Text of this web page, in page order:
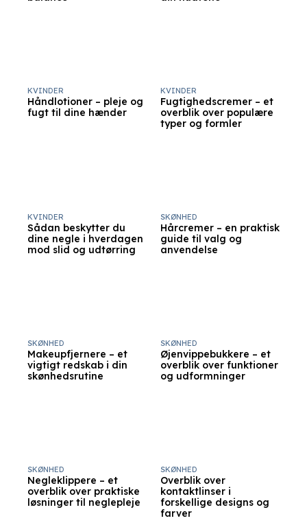
Håndlotioner – pleje og
fugt til dine hænder
KVINDER
Fugtighedscremer – et
overblik over populære
typer og formler
KVINDER
Sådan beskytter du
dine negle i hverdagen
mod slid og udtørring
KVINDER
Hårcremer – en praktisk
guide til valg og
anvendelse
SKØNHED
Makeupfjernere – et
vigtigt redskab i din
skønhedsrutine
SKØNHED
Øjenvippebukkere – et
overblik over funktioner
og udformninger
SKØNHED
Negleklippere – et
overblik over praktiske
løsninger til neglepleje
SKØNHED
Overblik over
kontaktlinser i
forskellige designs og
farver
SKØNHED